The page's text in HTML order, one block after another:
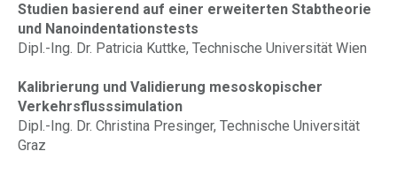
Studien basierend auf einer erweiterten Stabtheorie
und Nanoindentationstests
Dipl.-Ing. Dr. Patricia Kuttke, Technische Universität Wien
Kalibrierung und Validierung mesoskopischer
Verkehrsflusssimulation
Dipl.-Ing. Dr. Christina Presinger, Technische Universität
Graz